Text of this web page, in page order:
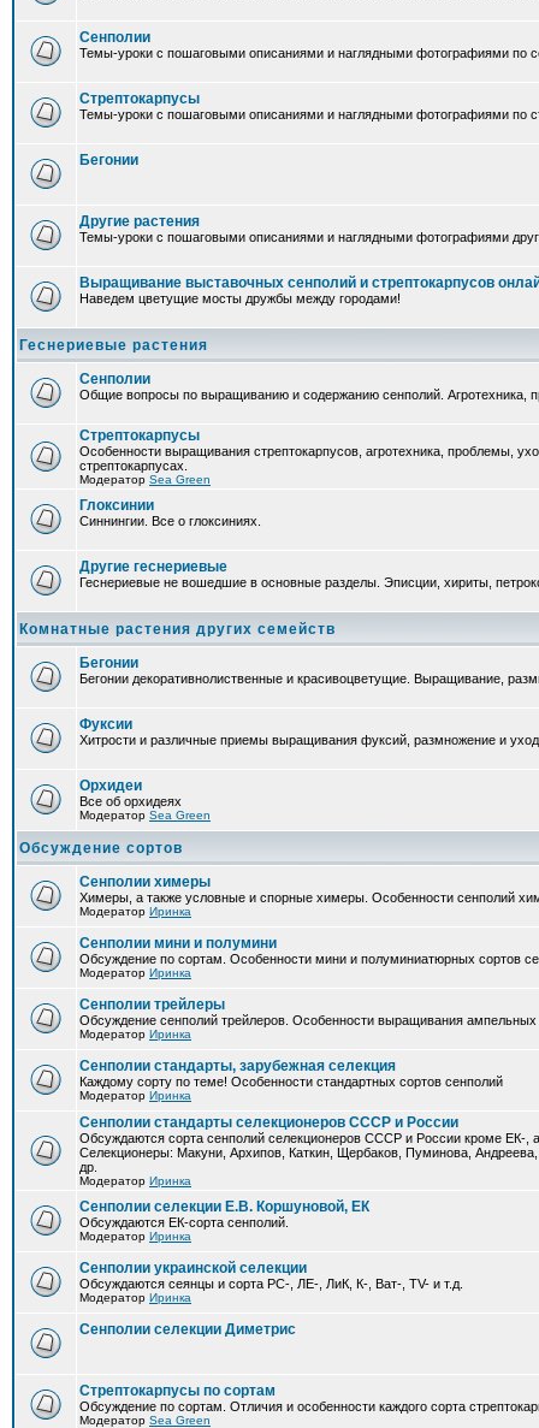
Сенполии
Темы-уроки с пошаговыми описаниями и наглядными фотографиями по
Стрептокарпусы
Темы-уроки с пошаговыми описаниями и наглядными фотографиями по
Бегонии
Другие растения
Темы-уроки с пошаговыми описаниями и наглядными фотографиями
Выращивание выставочных сенполий и стрептокарпусов
Наведем цветущие мосты дружбы между городами!
Геснериевые растения
Сенполии
Общие вопросы по выращиванию и содержанию сенполий. Агротехника,
Стрептокарпусы
Особенности выращивания стрептокарпусов, агротехника, проблемы,
стрептокарпусах.
Модератор Sea Green
Глоксинии
Синнингии. Все о глоксиниях.
Другие геснериевые
Геснериевые не вошедшие в основные разделы. Эписции, хириты,
Комнатные растения других семейств
Бегонии
Бегонии декоративнолиственные и красивоцветущие. Выращивание,
Фуксии
Хитрости и различные приемы выращивания фуксий, размножение и
Орхидеи
Все об орхидеях
Модератор Sea Green
Обсуждение сортов
Сенполии химеры
Химеры, а также условные и спорные химеры. Особенности сенполий
Модератор Иринка
Сенполии мини и полумини
Обсуждение по сортам. Особенности мини и полуминиатюрных сортов
Модератор Иринка
Сенполии трейлеры
Обсуждение сенполий трейлеров. Особенности выращивания
Модератор Иринка
Сенполии стандарты, зарубежная селекция
Каждому сорту по теме! Особенности стандартных сортов сенполий
Модератор Иринка
Сенполии стандарты селекционеров СССР и России
Обсуждаются сорта сенполий селекционеров СССР и России кроме ЕК-,
Селекционеры: Макуни, Архипов, Каткин, Щербаков, Пуминова,
др.
Модератор Иринка
Сенполии селекции Е.В. Коршуновой, ЕК
Обсуждаются ЕК-сорта сенполий.
Модератор Иринка
Сенполии украинской селекции
Обсуждаются сеянцы и сорта РС-, ЛЕ-, ЛиК, К-, Ват-, TV- и т.д.
Модератор Иринка
Сенполии селекции Диметрис
Стрептокарпусы по сортам
Обсуждение по сортам. Отличия и особенности каждого сорта
Модератор Sea Green